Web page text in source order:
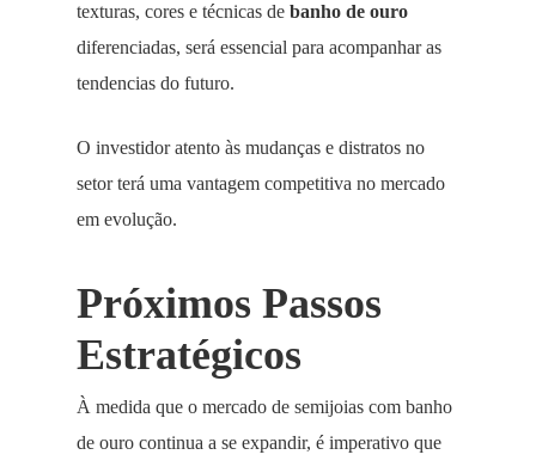
texturas, cores e técnicas de banho de ouro
diferenciadas, será essencial para acompanhar as
tendencias do futuro.
O investidor atento às mudanças e distratos no
setor terá uma vantagem competitiva no mercado
em evolução.
Próximos Passos
Estratégicos
À medida que o mercado de semijoias com banho
de ouro continua a se expandir, é imperativo que